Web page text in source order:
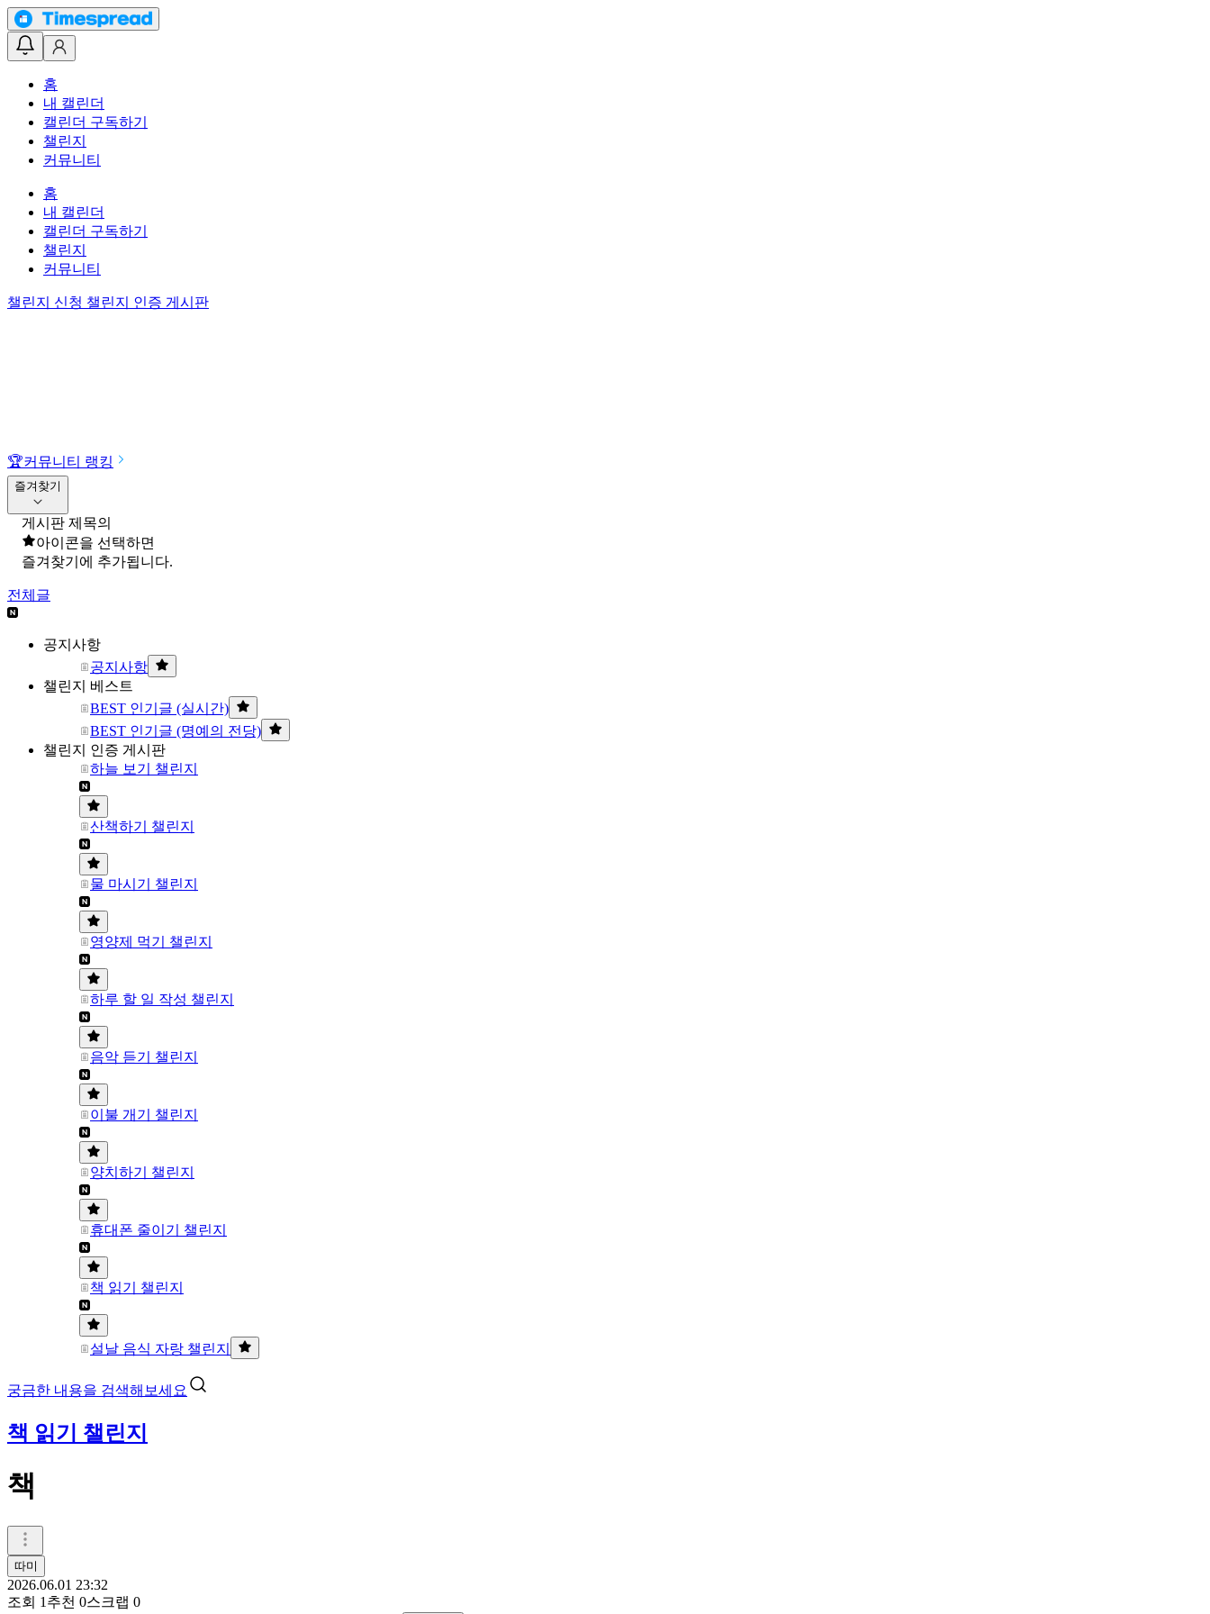
홈
내 캘린더
캘린더 구독하기
챌린지
커뮤니티
홈
내 캘린더
캘린더 구독하기
챌린지
커뮤니티
챌린지 신청 챌린지 인증 게시판
🏆커뮤니티 랭킹
즐겨찾기
게시판 제목의
아이콘을 선택하면
즐겨찾기에 추가됩니다.
전체글
공지사항
공지사항
챌린지 베스트
BEST 인기글 (실시간)
BEST 인기글 (명예의 전당)
챌린지 인증 게시판
하늘 보기 챌린지
산책하기 챌린지
물 마시기 챌린지
영양제 먹기 챌린지
하루 할 일 작성 챌린지
음악 듣기 챌린지
이불 개기 챌린지
양치하기 챌린지
휴대폰 줄이기 챌린지
책 읽기 챌린지
설날 음식 자랑 챌린지
궁금한 내용을 검색해보세요
책 읽기 챌린지
책
따미
2026.06.01 23:32
조회 1 추천 0스크랩 0